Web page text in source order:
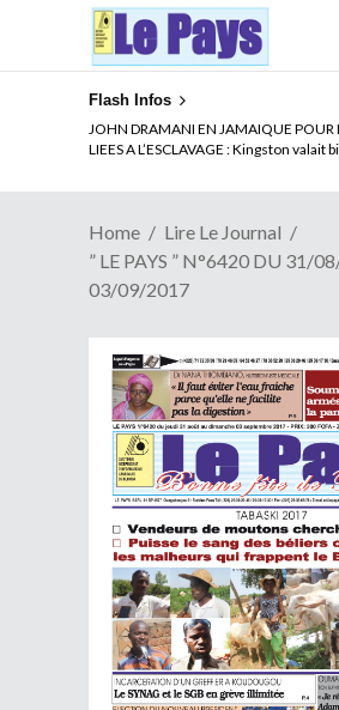
Flash Infos
JOHN DRAMANI EN JAMAIQUE POUR
LIEES A L’ESCLAVAGE : Kingston valait
Home
Lire Le Journal
” LE PAYS ” N°6420 DU 31/
03/09/2017